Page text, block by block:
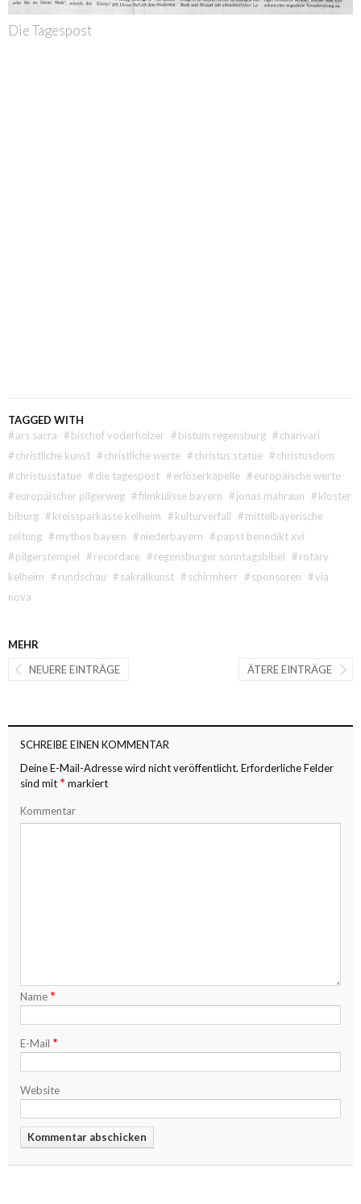
Die Tagespost
TAGGED WITH
#ars sacra #bischof voderholzer #bistum regensburg #charivari
#christliche kunst #christliche werte #christus statue #christusdom
#christusstatue #die tagespost #erlöserkapelle #europäische werte
#europäischer pilgerweg #filmkulisse bayern #jonas mahraun #kloster
biburg #kreissparkasse kelheim #kulturverfall #mittelbayerische
zeitung #mythos bayern #niederbayern #papst benedikt xvi
#pilgerstempel #recordare #regensburger sonntagsbibel #rotary
kelheim #rundschau #sakralkunst #schirmherr #sponsoren #via
nova
MEHR
ÄTERE EINTRÄGE
NEUERE EINTRÄGE
SCHREIBE EINEN KOMMENTAR
Deine E-Mail-Adresse wird nicht veröffentlicht. Erforderliche Felder
sind mit * markiert
Kommentar
Name *
E-Mail *
Website